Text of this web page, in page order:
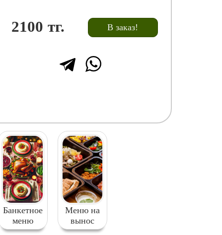
2100 тг. В заказ!
Банкетное
меню
Меню на
вынос